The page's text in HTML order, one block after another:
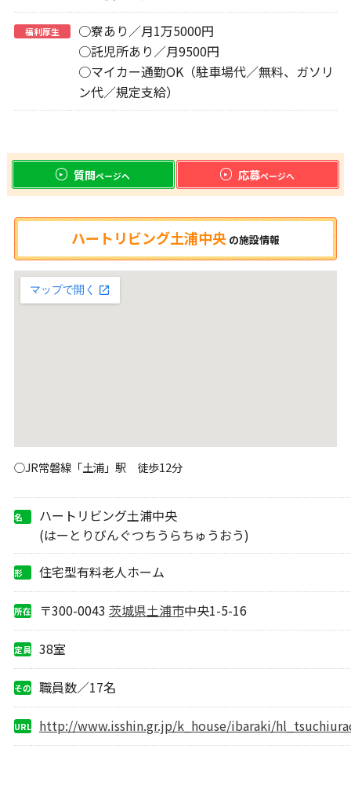
福利厚生
○寮あり／月1万5000円
○託児所あり／月9500円
○マイカー通勤OK（駐車場代／無料、ガソリ
ン代／規定支給）
質問ページへ 応募ページへ
ハートリビング土浦中央 の施設情報
○JR常磐線「土浦」駅 徒歩12分
名
ハートリビング土浦中央
(はーとりびんぐつちうらちゅうおう)
形
住宅型有料老人ホーム
所在
〒300-0043 茨城県土浦市中央1-5-16
定員 38室
その
職員数／17名
URL http://www.isshin.gr.jp/k_house/ibaraki/